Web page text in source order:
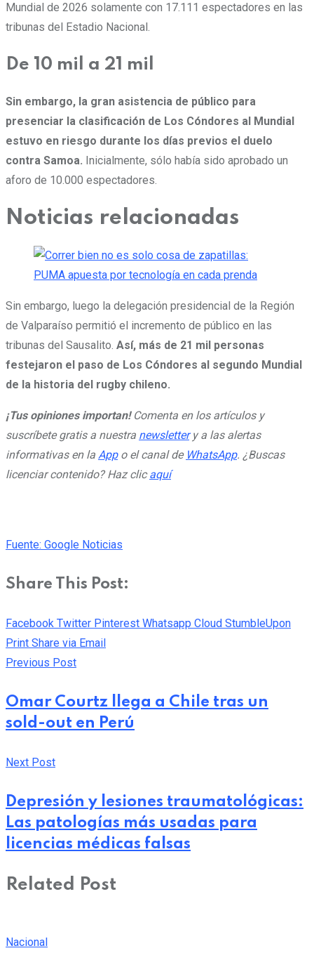
Mundial de 2026 solamente con 17.111 espectadores en las
tribunas del Estadio Nacional.
De 10 mil a 21 mil
Sin embargo, la gran asistencia de público para
presenciar la clasificación de Los Cóndores al Mundial
estuvo en riesgo durante los días previos el duelo
contra Samoa. Inicialmente, sólo había sido aprobado un
aforo de 10.000 espectadores.
Noticias relacionadas
Sin embargo, luego la delegación presidencial de la Región
de Valparaíso permitió el incremento de público en las
tribunas del Sausalito. Así, más de 21 mil personas
festejaron el paso de Los Cóndores al segundo Mundial
de la historia del rugby chileno.
¡Tus opiniones importan!Comenta en los artículos y
suscríbete gratis a nuestra newslettery a las alertas
informativas en la Appo el canal de WhatsApp. ¿Buscas
licenciar contenido? Haz clicaquí
Fuente: Google Noticias
Share This Post:
Facebook Twitter Pinterest Whatsapp Cloud StumbleUpon
Print Share via Email
Previous Post
Omar Courtz llega a Chile tras un
sold-out en Perú
Next Post
Depresión y lesiones traumatológicas:
Las patologías más usadas para
licencias médicas falsas
Related Post
Nacional